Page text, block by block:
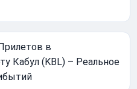
в
Кабул (KBL) – Реальное